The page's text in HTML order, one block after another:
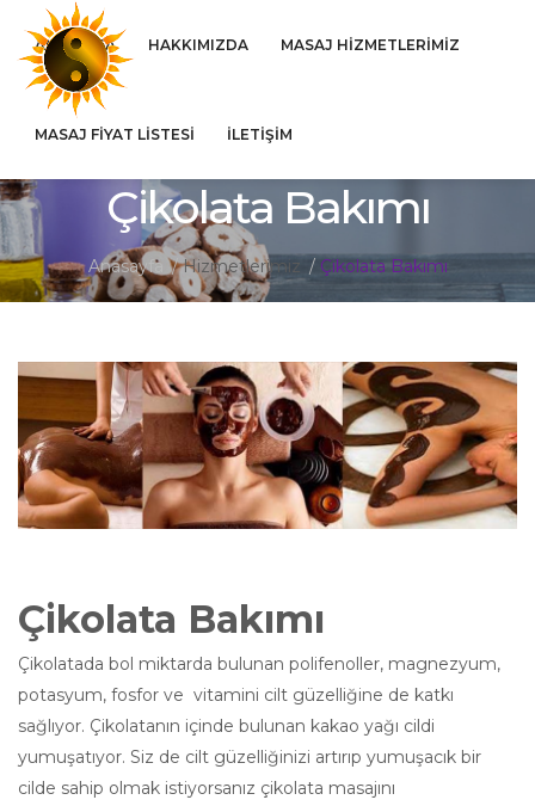
ANASAYFA HAKKIMIZDA MASAJ HIZMETLERIMIZ
MASAJ FIYAT LISTESI İLETIŞIM
Çikolata Bakımı
Anasayfa Hizmetlerimiz Çikolata Bakımı
Çikolata Bakımı
Çikolatada bol miktarda bulunan polifenoller, magnezyum,
potasyum, fosfor ve vitamini cilt güzelliğine de katkı
sağlıyor. Çikolatanın içinde bulunan kakao yağı cildi
yumuşatıyor. Siz de cilt güzelliğinizi artırıp yumuşacık bir
cilde sahip olmak istiyorsanız çikolata masajını